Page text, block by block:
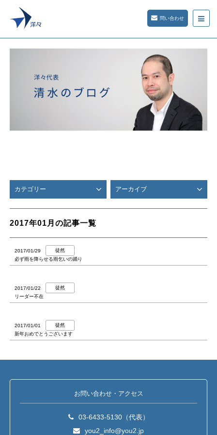
問い合わせ
カテゴリー アーカイブ
2017年01月の記事一覧
2017/01/29
徒然
必ず雨を降らせる雨乞いの踊り
2017/01/22
徒然
リーダー不在
2017/01/01
徒然
新年おめでとうございます
お問い合わせ・アクセス
03-6433-5130（代表）
you2_info@you2.jp